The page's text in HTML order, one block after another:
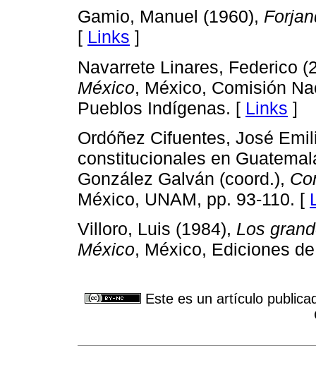
Gamio, Manuel (1960),
[ Links ]
Navarrete Linares, Federico
México, México, Comisión
Pueblos Indígenas. [ Links ]
Ordóñez Cifuentes, José
constitucionales en
González Galván (coord.),
México, UNAM, pp. 93-110. [
Villoro, Luis (1984), Los
México, México, Ediciones
Este es un artículo